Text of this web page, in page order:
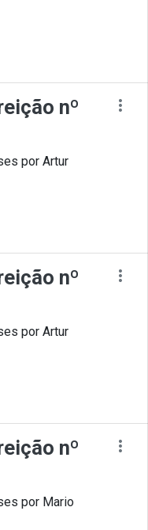
nº
por Artur
nº
por Artur
nº
por Mario